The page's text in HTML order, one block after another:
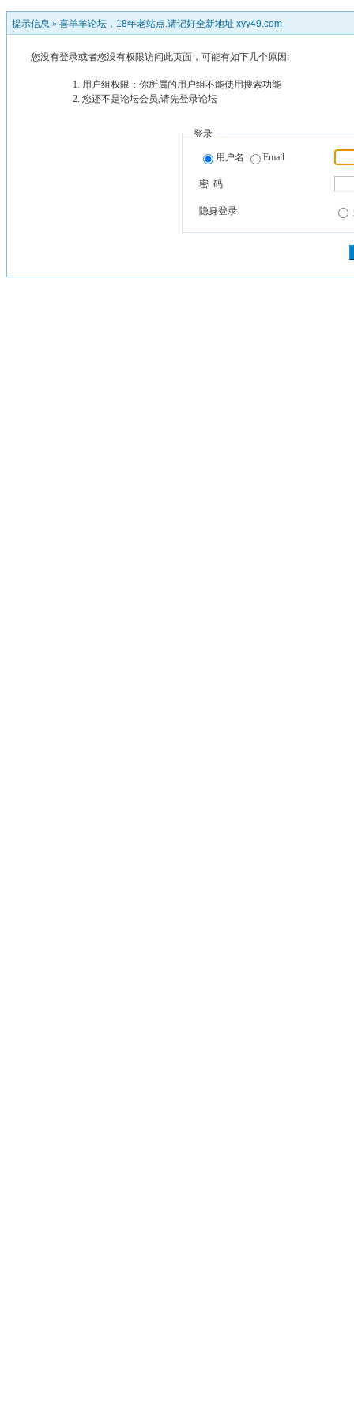
提示信息 » 喜羊羊论坛，18年老站点.请记好全新地址 xyy49.com
您没有登录或者您没有权限访问此页面，可能有如下几个原因:
用户组权限：你所属的用户组不能使用搜索功能
您还不是论坛会员,请先登录论坛
登录
用户名 Email
密 码
隐身登录